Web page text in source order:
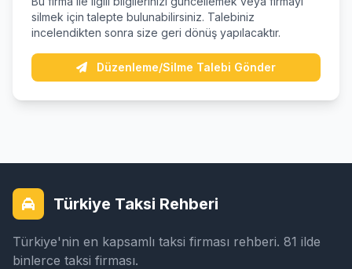
silmek için talepte bulunabilirsiniz. Talebiniz
incelendikten sonra size geri dönüş yapılacaktır.
Düzenleme/Silme Talebi Gönder
Türkiye Taksi Rehberi
Türkiye'nin en kapsamlı taksi firması rehberi. 81 ilde
binlerce taksi firması.